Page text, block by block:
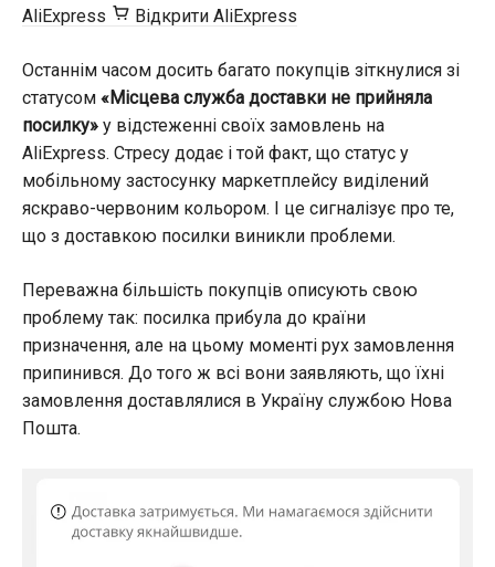
AliExpress
Відкрити AliExpress
Останнім часом досить багато покупців зіткнулися зі
статусом «Місцева служба доставки не прийняла
посилку» у відстеженні своїх замовлень на
AliExpress. Стресу додає і той факт, що статус у
мобільному застосунку маркетплейсу виділений
яскраво-червоним кольором. І це сигналізує про те,
що з доставкою посилки виникли проблеми.
Переважна більшість покупців описують свою
проблему так: посилка прибула до країни
призначення, але на цьому моменті рух замовлення
припинився. До того ж всі вони заявляють, що їхні
замовлення доставлялися в Україну службою Нова
Пошта.